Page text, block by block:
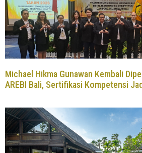
Michael Hikma Gunawan Kembali
AREBI Bali, Sertifikasi Kompetensi